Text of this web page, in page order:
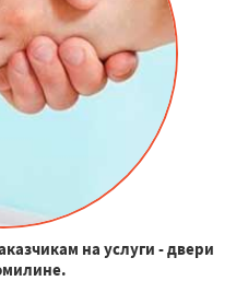
на услуги - двери